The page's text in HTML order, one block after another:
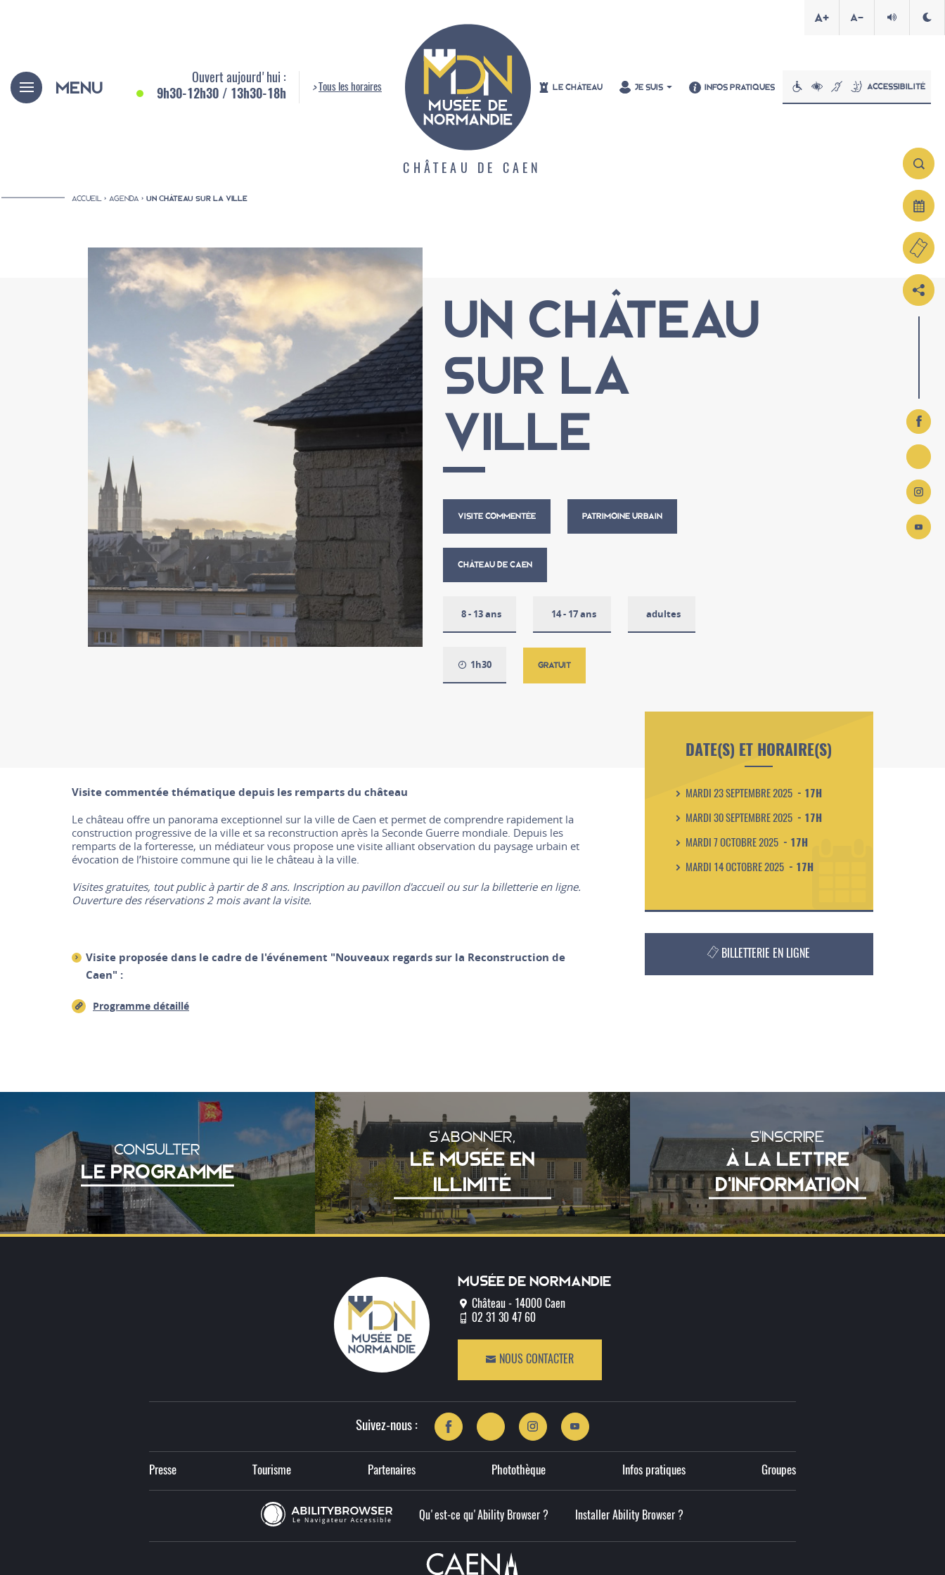
A+ A-
Menu
Ouvert aujourd'hui :
9h30-12h30 / 13h30-18h
> Tous les horaires LE CHÂTEAU JE SUIS INFOS PRATIQUES Accessibilité
CHÂTEAU DE CAEN
Le musée et le château
Le musée et la ville
Ressources documentaires et numériques
Aperçu des collections
La vie des collections
Tout l'agenda
En groupe
Autour du musée
ACCUEIL AGENDA UN CHÂTEAU SUR LA VILLE
UN CHÂTEAU
SUR LA
VILLE
VISITE COMMENTÉE PATRIMOINE URBAIN
CHÂTEAU DE CAEN
8 - 13 ans 14 - 17 ans adultes
1h30 GRATUIT
Visite commentée thématique depuis les remparts du château
Le château offre un panorama exceptionnel sur la ville de Caen et permet de comprendre rapidement la
construction progressive de la ville et sa reconstruction après la Seconde Guerre mondiale. Depuis les
remparts de la forteresse, un médiateur vous propose une visite alliant observation du paysage urbain et
évocation de l’histoire commune qui lie le château à la ville.
Visites gratuites, tout public à partir de 8 ans. Inscription au pavillon d'accueil ou sur la billetterie en ligne.
Ouverture des réservations 2 mois avant la visite.
Visite proposée dans le cadre de l'événement "Nouveaux regards sur la Reconstruction de
Caen" :
Programme détaillé
DATE(S) ET HORAIRE(S)
MARDI 23 SEPTEMBRE 2025 - 17H
MARDI 30 SEPTEMBRE 2025 - 17H
MARDI 7 OCTOBRE 2025 - 17H
MARDI 14 OCTOBRE 2025 - 17H
BILLETTERIE EN LIGNE
CONSULTER
LE PROGRAMME
S'ABONNER,
LE MUSÉE EN
ILLIMITÉ
S'INSCRIRE
À LA LETTRE
D'INFORMATION
Musée de normandie
Château - 14000 Caen
02 31 30 47 60
NOUS CONTACTER
Suivez-nous :
Presse Tourisme Partenaires Photothèque Infos pratiques Groupes
Qu'est-ce qu'Ability Browser ? Installer Ability Browser ?